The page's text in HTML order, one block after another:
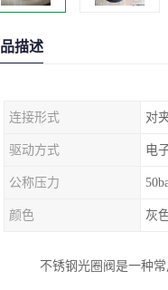
描述
连接形式 对
驱动方式 电
公称压力
颜色 灰
不锈钢光圈阀是一种